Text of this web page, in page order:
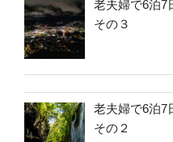
老夫婦で6泊7
その３
老夫婦で6泊7
その２